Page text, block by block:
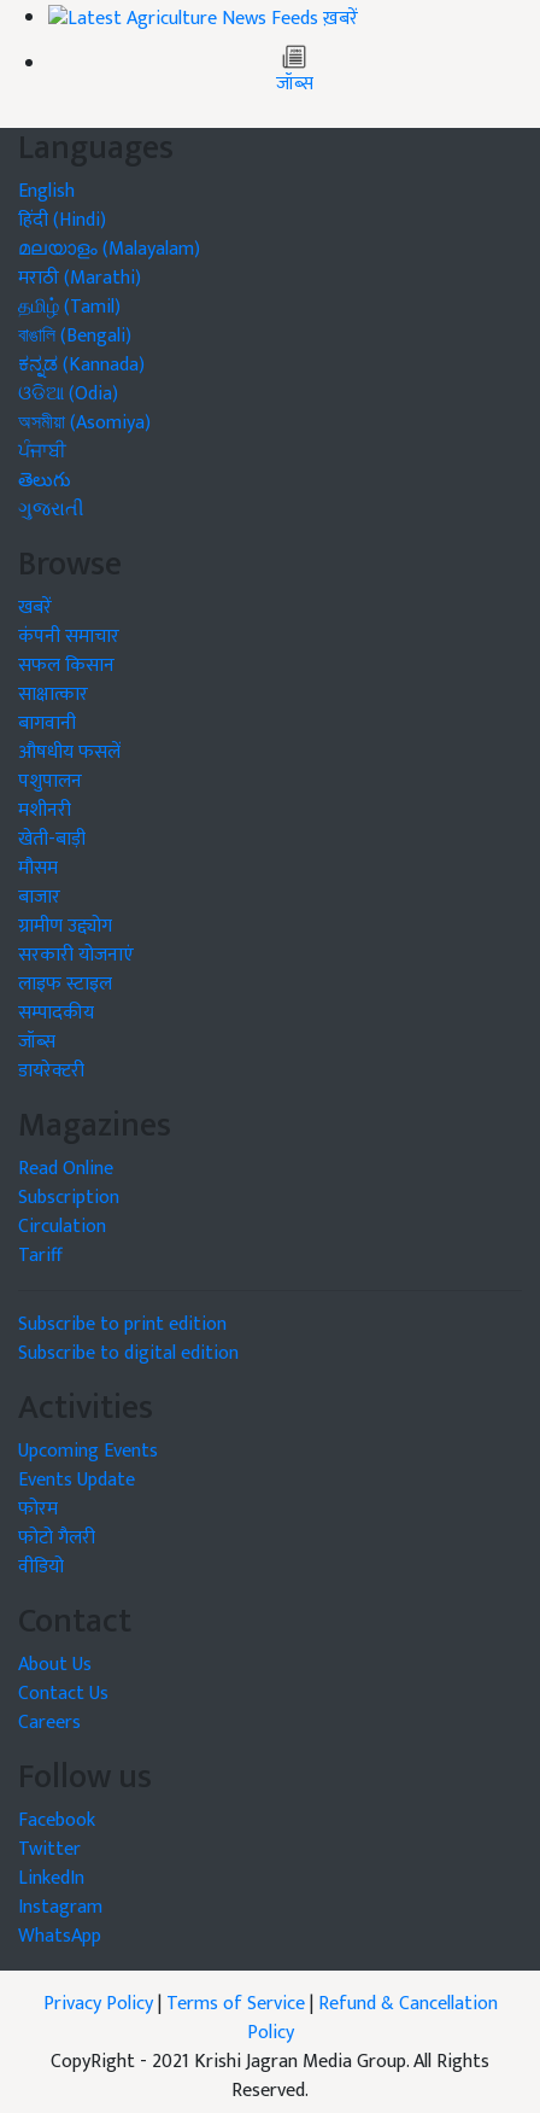
ख़बरें
जॉब्स
Languages
English
हिंदी (Hindi)
മലയാളം (Malayalam)
मराठी (Marathi)
தமிழ் (Tamil)
বাঙালি (Bengali)
ಕನ್ನಡ (Kannada)
ଓଡିଆ (Odia)
অসমীয়া (Asomiya)
ਪੰਜਾਬੀ
తెలుగు
ગુજરાતી
Browse
खबरें
कंपनी समाचार
सफल किसान
साक्षात्कार
बागवानी
औषधीय फसलें
पशुपालन
मशीनरी
खेती-बाड़ी
मौसम
बाजार
ग्रामीण उद्द्योग
सरकारी योजनाएं
लाइफ स्टाइल
सम्पादकीय
जॉब्स
डायरेक्टरी
Magazines
Read Online
Subscription
Circulation
Tariff
Subscribe to print edition
Subscribe to digital edition
Activities
Upcoming Events
Events Update
फोरम
फोटो गैलरी
वीडियो
Contact
About Us
Contact Us
Careers
Follow us
Facebook
Twitter
LinkedIn
Instagram
WhatsApp
Privacy Policy|Terms of Service|Refund & Cancellation
Policy
CopyRight - 2021 Krishi Jagran Media Group. All Rights
Reserved.